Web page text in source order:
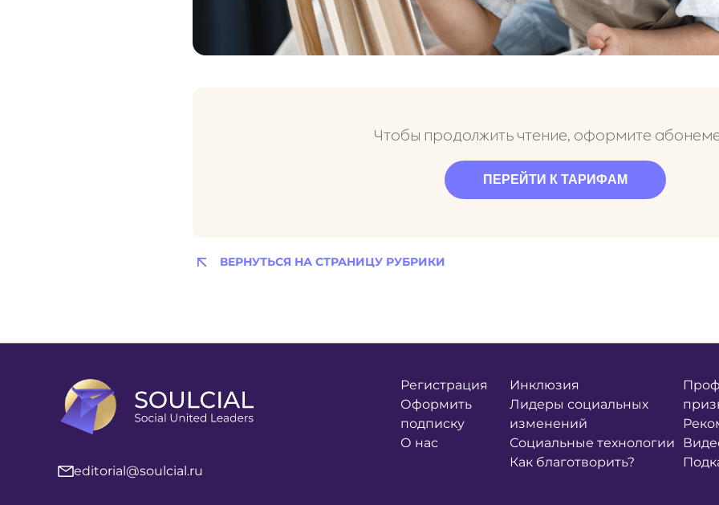
Чтобы продолжить чтение, оформите
ПЕРЕЙТИ К ТАРИФАМ
ВЕРНУТЬСЯ НА СТРАНИЦУ РУБРИКИ
editorial@soulcial.ru
Регистрация
Оформить
подписку
О нас
Инклюзия
Лидеры социальных
изменений
Социальные технологии
Как благотворить?